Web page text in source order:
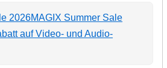
MAGIX Summer Sale
auf Video- und Audio-